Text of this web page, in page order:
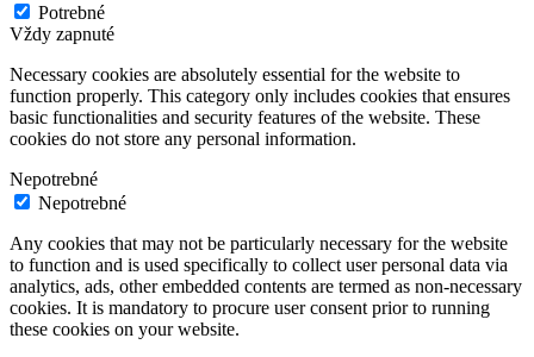
Potrebné
Vždy zapnuté
Necessary cookies are absolutely essential for the website to
function properly. This category only includes cookies that ensures
basic functionalities and security features of the website. These
cookies do not store any personal information.
Nepotrebné
Nepotrebné
Any cookies that may not be particularly necessary for the website
to function and is used specifically to collect user personal data via
analytics, ads, other embedded contents are termed as non-necessary
cookies. It is mandatory to procure user consent prior to running
these cookies on your website.